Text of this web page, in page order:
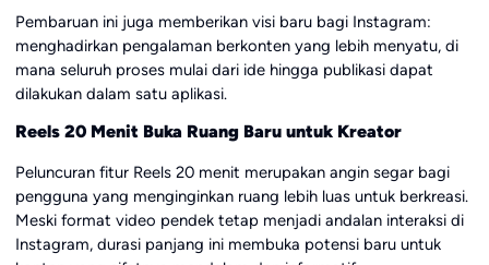
Pembaruan ini juga memberikan visi baru bagi Instagram:
menghadirkan pengalaman berkonten yang lebih menyatu, di
mana seluruh proses mulai dari ide hingga publikasi dapat
dilakukan dalam satu aplikasi.
Reels 20 Menit Buka Ruang Baru untuk Kreator
Peluncuran fitur Reels 20 menit merupakan angin segar bagi
pengguna yang menginginkan ruang lebih luas untuk berkreasi.
Meski format video pendek tetap menjadi andalan interaksi di
Instagram, durasi panjang ini membuka potensi baru untuk